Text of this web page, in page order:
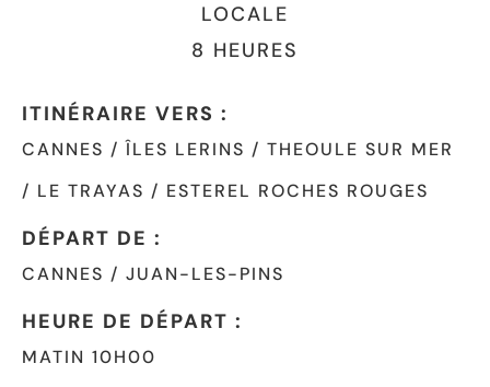
LOCALE
8 HEURES
ITINÉRAIRE VERS :
CANNES / ÎLES LERINS / THEOULE SUR MER
/ LE TRAYAS / ESTEREL ROCHES ROUGES
DÉPART DE :
CANNES / JUAN-LES-PINS
HEURE DE DÉPART :
MATIN 10H00